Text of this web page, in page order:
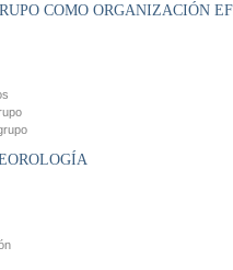
COMO ORGANIZACIÓN